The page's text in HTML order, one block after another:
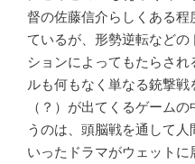
督の佐藤信介らしくある
ているが、形勢逆転など
ションによってもたらさ
ルも何もなく単なる銃撃
（？）が出てくるゲーム
うのは、頭脳戦を通して
いったドラマがウェット